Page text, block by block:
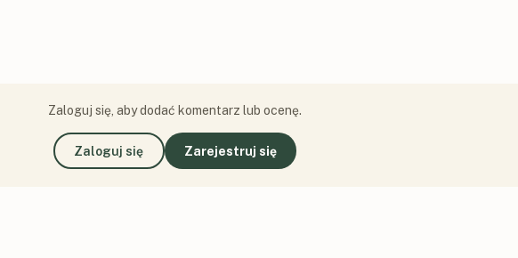
Zaloguj się, aby dodać komentarz lub ocenę.
Zaloguj się Zarejestruj się